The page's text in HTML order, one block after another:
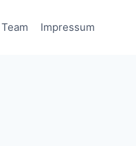
Team Impressum